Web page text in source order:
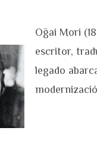
Ōgai Mori
escritor,
legado